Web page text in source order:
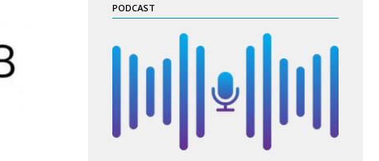
PODCAST